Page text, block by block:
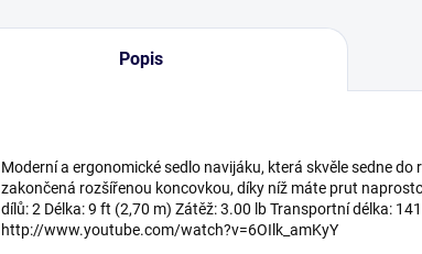
Popis
Moderní a ergonomické sedlo navijáku, která skvěle sedne
zakončená rozšířenou koncovkou, díky níž máte prut
dílů: 2 Délka: 9 ft (2,70 m) Zátěž: 3.00 lb Transportní délka:
http://www.youtube.com/watch?v=6OIlk_amKyY